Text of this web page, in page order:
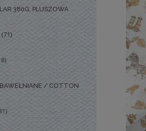
380G, PLUSZOWA
(71)
/ COTTON